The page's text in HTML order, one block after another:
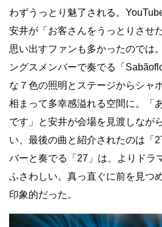
わずうっとり魅了される。
安井が「お客さんをうっとりさせ
思い出すファンも多かったのでは
ングスメンバーで奏でる「
な７色の照明とステージからシャ
相まって多幸感溢れる空間に。「
です」と安井が会場を見渡しなが
い、最後の曲と紹介されたのは「
バーと奏でる「27」は、よりドラ
ふさわしい。真っ直ぐに前を見つ
印象的だった。